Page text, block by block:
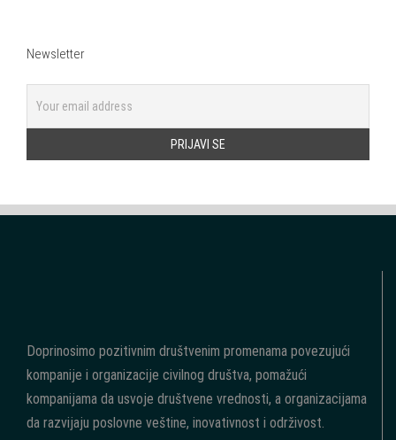
Newsletter
Doprinosimo pozitivnim društvenim promenama povezujući
kompanije i organizacije civilnog društva, pomažući
kompanijama da usvoje društvene vrednosti, a organizacijama
da razvijaju poslovne veštine, inovativnost i održivost.